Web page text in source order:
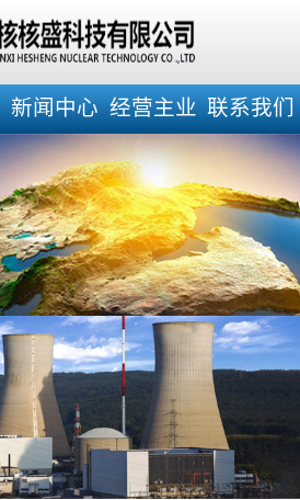
新闻中心 经营主业 联系我们